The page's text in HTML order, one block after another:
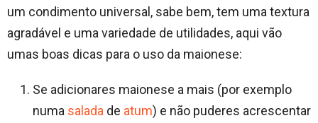
um condimento universal, sabe bem, tem uma textura
agradável e uma variedade de utilidades, aqui vão
umas boas dicas para o uso da maionese:
Se adicionares maionese a mais (por exemplo
numa salada de atum) e não puderes acrescentar